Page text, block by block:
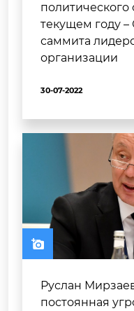
текущем году –
саммита
организации
30-07-2022
Руслан
постоянная